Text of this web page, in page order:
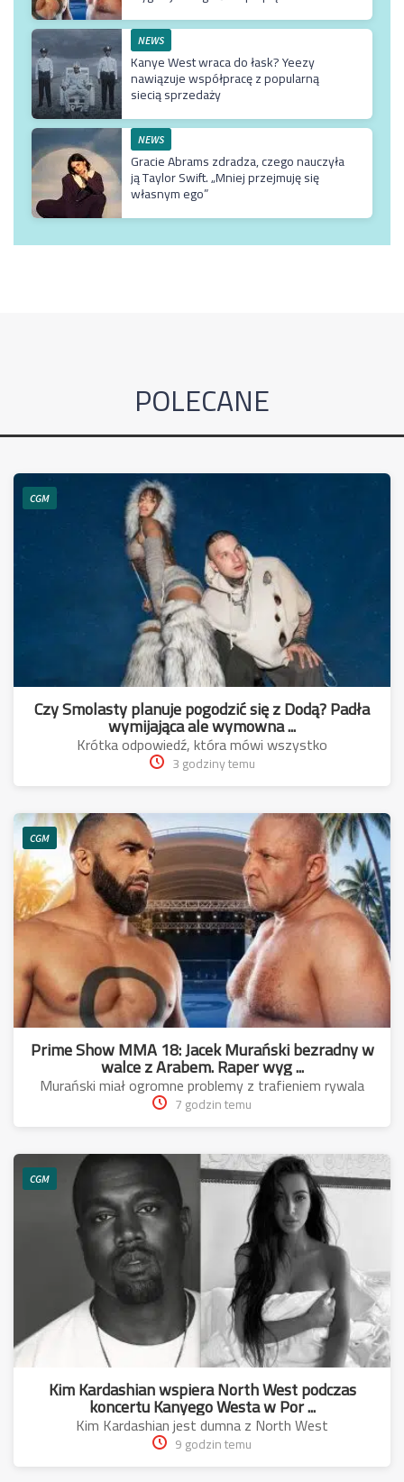
NEWS
Kanye West wraca do łask? Yeezy
nawiązuje współpracę z popularną
siecią sprzedaży
NEWS
Gracie Abrams zdradza, czego nauczyła
ją Taylor Swift. „Mniej przejmuję się
własnym ego”
POLECANE
CGM
Czy Smolasty planuje pogodzić się z Dodą? Padła
wymijająca ale wymowna ...
Krótka odpowiedź, która mówi wszystko
3 godziny temu
CGM
Prime Show MMA 18: Jacek Murański bezradny w
walce z Arabem. Raper wyg ...
Murański miał ogromne problemy z trafieniem rywala
7 godzin temu
CGM
Kim Kardashian wspiera North West podczas
koncertu Kanyego Westa w Por ...
Kim Kardashian jest dumna z North West
9 godzin temu